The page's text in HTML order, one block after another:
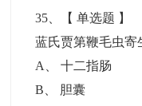
35 、【单选题 】
蓝氏贾第鞭毛虫
A
、十二指肠
B
胆囊